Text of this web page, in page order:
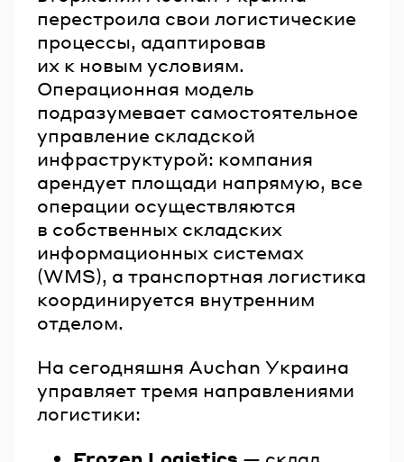
перестроила свои логистические
процессы, адаптировав
их к новым условиям.
Операционная модель
подразумевает самостоятельное
управление складской
инфраструктурой: компания
арендует площади напрямую, все
операции осуществляются
в собственных складских
информационных системах
(WMS), а транспортная логистика
координируется внутренним
отделом.
На сегодняшня Auchan Украина
управляет тремя направлениями
логистики: